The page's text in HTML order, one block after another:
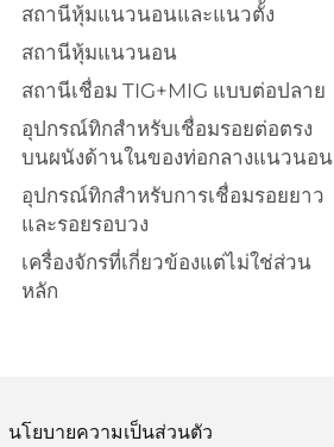
สถานีหุ้มแนวนอนและแนวตั้ง
สถานีหุ้มแนวนอน
สถานีเชื่อม TIG+MIG แบบต่อปลาย
อุปกรณ์ทิกสำหรับเชื่อมรอยต่อตรง
บนผนังด้านในของท่อกลางแนวนอน
อุปกรณ์ทิกสำหรับการเชื่อมรอยยาว
และรอยรอบวง
เครื่องจักรที่เกี่ยวข้องแต่ไม่ใช่ส่วน
หลัก
นโยบายความเป็นส่วนตัว